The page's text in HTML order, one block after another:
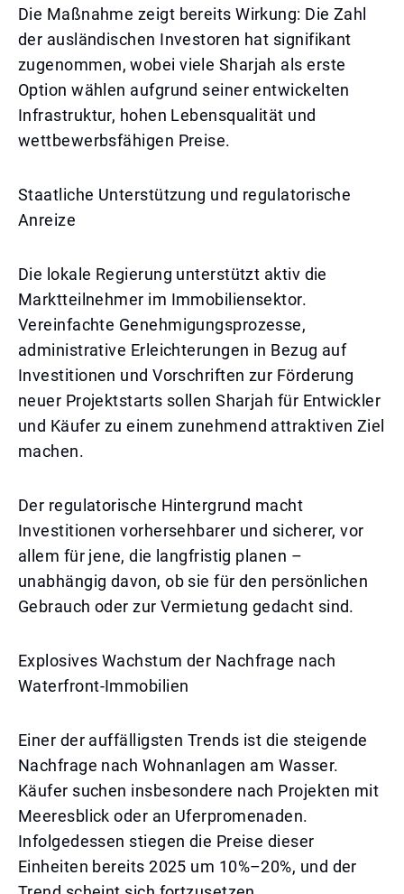
Die Maßnahme zeigt bereits Wirkung: Die Zahl
der ausländischen Investoren hat signifikant
zugenommen, wobei viele Sharjah als erste
Option wählen aufgrund seiner entwickelten
Infrastruktur, hohen Lebensqualität und
wettbewerbsfähigen Preise.
Staatliche Unterstützung und regulatorische
Anreize
Die lokale Regierung unterstützt aktiv die
Marktteilnehmer im Immobiliensektor.
Vereinfachte Genehmigungsprozesse,
administrative Erleichterungen in Bezug auf
Investitionen und Vorschriften zur Förderung
neuer Projektstarts sollen Sharjah für Entwickler
und Käufer zu einem zunehmend attraktiven Ziel
machen.
Der regulatorische Hintergrund macht
Investitionen vorhersehbarer und sicherer, vor
allem für jene, die langfristig planen –
unabhängig davon, ob sie für den persönlichen
Gebrauch oder zur Vermietung gedacht sind.
Explosives Wachstum der Nachfrage nach
Waterfront-Immobilien
Einer der auffälligsten Trends ist die steigende
Nachfrage nach Wohnanlagen am Wasser.
Käufer suchen insbesondere nach Projekten mit
Meeresblick oder an Uferpromenaden.
Infolgedessen stiegen die Preise dieser
Einheiten bereits 2025 um 10%–20%, und der